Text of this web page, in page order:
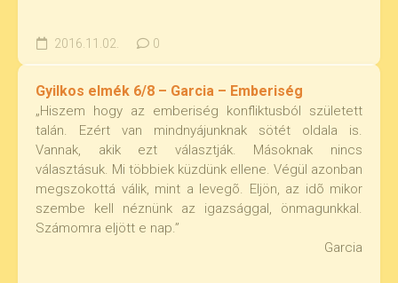
2016.11.02. 0
Gyilkos elmék 6/8 – Garcia – Emberiség
„Hiszem hogy az emberiség konfliktusból született
talán. Ezért van mindnyájunknak sötét oldala is.
Vannak, akik ezt választják. Másoknak nincs
választásuk. Mi többiek küzdünk ellene. Végül azonban
megszokottá válik, mint a levegõ. Eljön, az idõ mikor
szembe kell néznünk az igazsággal, önmagunkkal.
Számomra eljött e nap.”
Garcia